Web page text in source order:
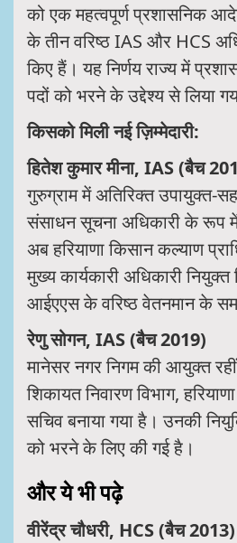
को एक महत्वपूर्ण प्रशासनिक
के तीन वरिष्ठ IAS और HCS
किए हैं। यह निर्णय राज्य में
पदों को भरने के उद्देश्य से लिया
किसको मिली नई ज़िम्मेदारी:
हितेश कुमार मीना, IAS (बैच
गुरुग्राम में अतिरिक्त उपायुक्त-
संसाधन सूचना अधिकारी के रूप में
अब हरियाणा किसान कल्याण
मुख्य कार्यकारी अधिकारी
आईएएस के वरिष्ठ वेतनमान के
रेणु सोगन, IAS (बैच 2019)
मानेसर नगर निगम की आयुक्त
शिकायत निवारण विभाग,
सचिव बनाया गया है। उनकी
को भरने के लिए की गई है।
और ये भी पढ़े
वीरेंद्र चौधरी, HCS (बैच 2013)